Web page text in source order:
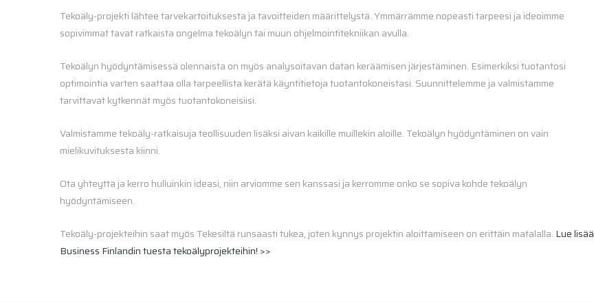
Tekoäly-projekti lähtee tarvekartoituksesta ja tavoitteiden määrittelystä. Ymmärrämme nopeasti tarpeesi ja ideoimme
sopivimmat tavat ratkaista ongelma tekoälyn tai muun ohjelmointitekniikan avulla.
Tekoälyn hyödyntämisessä olennaista on myös analysoitavan datan keräämisen järjestäminen. Esimerkiksi tuotantosi
optimointia varten saattaa olla tarpeellista kerätä käyntitietoja tuotantokoneistasi. Suunnittelemme ja valmistamme
tarvittavat kytkennät myös tuotantokoneisiisi.
Valmistamme tekoäly-ratkaisuja teollisuuden lisäksi aivan kaikille muillekin aloille. Tekoälyn hyödyntäminen on vain
mielikuvituksesta kiinni.
Ota yhteyttä ja kerro hulluinkin ideasi, niin arviomme sen kanssasi ja kerromme onko se sopiva kohde tekoälyn
hyödyntämiseen.
Tekoäly-projekteihin saat myös Tekesiltä runsaasti tukea, joten kynnys projektin aloittamiseen on erittäin matalalla. Lue lisää
Business Finlandin tuesta tekoälyprojekteihin! >>